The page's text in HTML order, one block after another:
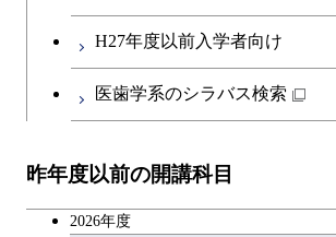
エネルギー・情
人間医療科学技
物質・情報卓越
物質・情報卓越
都市・環境学コ
エンジニアリン
コース
都市・環境学コ
地球環境共創コ
エネルギーコー
エネルギー・情
エンジニアリン
社会・人間科学系
社会・人間科学
イノベーション科学系
イノベーション
人間医療科学技
技術経営専門職学位課程
開閉
技術経営専門職
専門科目
第二外国語科目
キャリア科目
H27年度以前入学者向け
医歯学系のシラバス検索
昨年度以前の開講科目
2026年度